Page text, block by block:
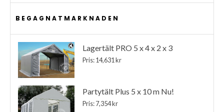
BEGAGNATMARKNADEN
Lagertält PRO 5 x 4 x 2 x 3
Pris: 14,631 kr
Partytält Plus 5 x 10 m Nu!
Pris: 7,354 kr